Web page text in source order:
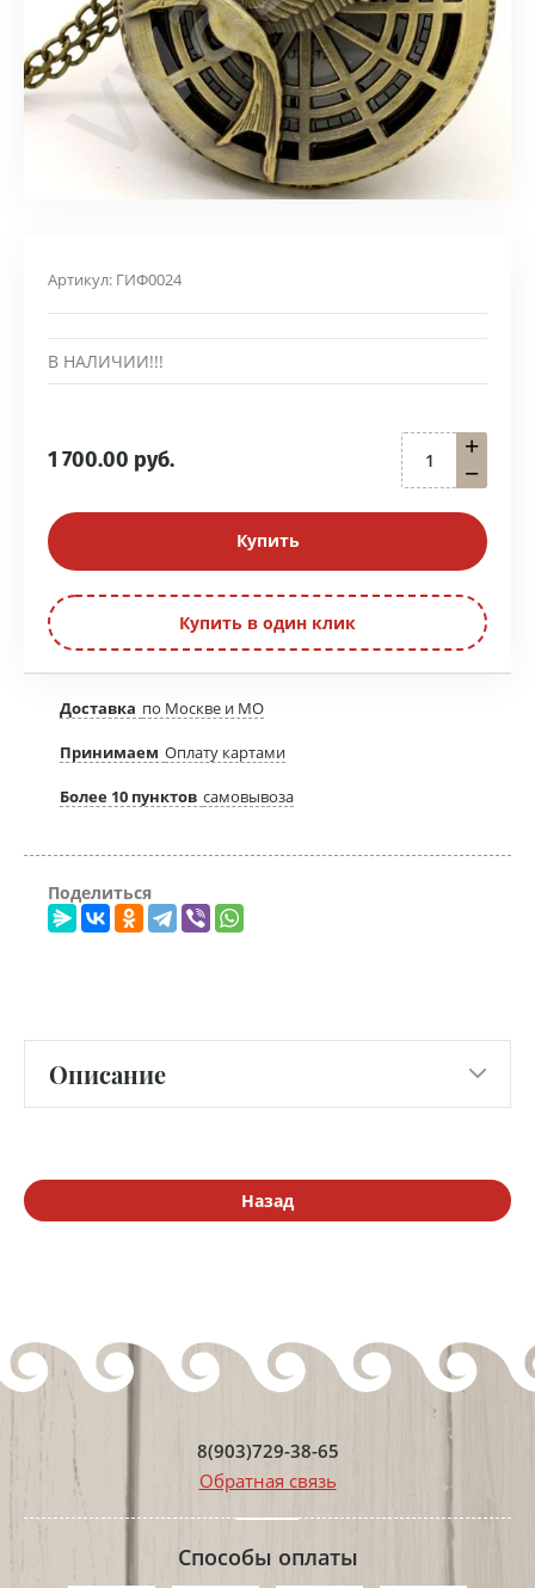
Артикул: ГИФ0024
В НАЛИЧИИ!!!
1 700.00 руб.
−
+
Купить
Купить в один клик
Доставка по Москве и МО
Принимаем Оплату картами
Более 10 пунктов самовывоза
Поделиться
Описание
Назад
8(903)729-38-65
Обратная связь
Способы оплаты